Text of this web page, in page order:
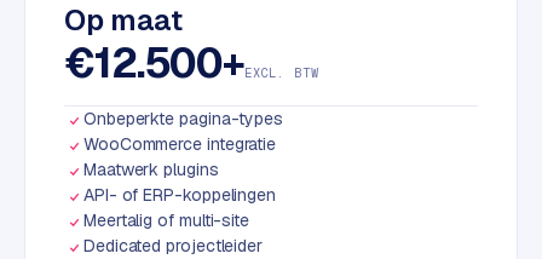
Op maat
€12.500+EXCL. BTW
Onbeperkte pagina-types
WooCommerce integratie
Maatwerk plugins
API- of ERP-koppelingen
Meertalig of multi-site
Dedicated projectleider